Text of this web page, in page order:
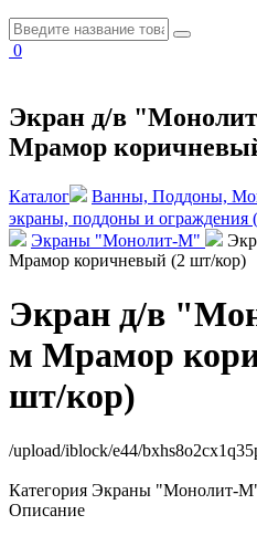
0
Экран д/в
Мрамор
Каталог Ванны, Поддоны,
экраны, поддоны и ограждения
Экраны "Монолит-М"
Мрамор коричневый (2 шт/кор)
Экран д/в
м Мрамор
шт/кор)
/upload/iblock/e44/
Категория Экраны "Монолит-
Описание